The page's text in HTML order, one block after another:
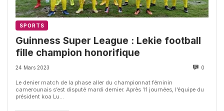
SPORTS
Guinness Super League : Lekie football
fille champion honorifique
24 Mars 2023 0
Le denier match de la phase aller du championnat féminin
camerounais s’est disputé mardi dernier. Après 11 journées, l’équipe du
président koa Lu...